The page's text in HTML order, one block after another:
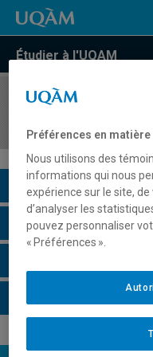
Étudier à l'UQAM
COURS//
Description du cours
Horaire - Été 2026
Préférences en
Nous utilisons des
informations qui nous
expérience sur le site,
d’analyser les
pouvez personnaliser
« Préférences ».